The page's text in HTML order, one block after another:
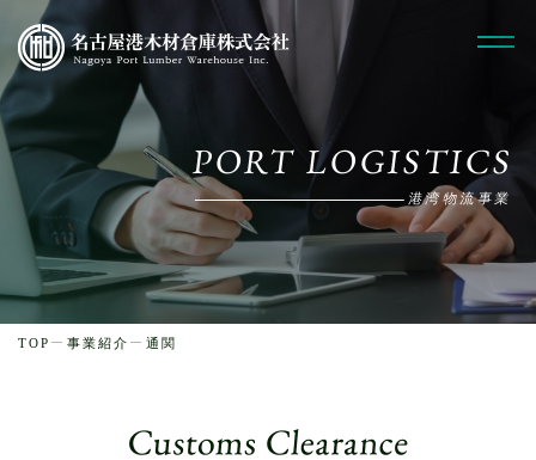
PORT LOGISTICS
港湾物流事業
TOP 事業紹介 通関